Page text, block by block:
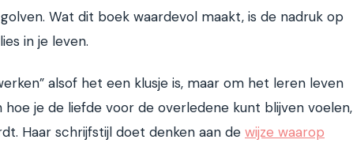
Wat dit boek waardevol maakt, is de nadruk op
in je leven.
alsof het een klusje is, maar om het leren leven
hoe je de liefde voor de overledene kunt blijven voelen,
Haar schrijfstijl doet denken aan de wijze waarop